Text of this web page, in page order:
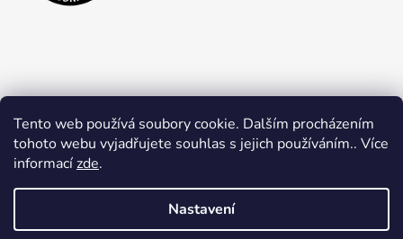
Tento web používá soubory cookie. Dalším procházením
tohoto webu vyjadřujete souhlas s jejich používáním.. Více
informacízde.
Nastavení
Obchodní podmínky Ochrana osobních údajů